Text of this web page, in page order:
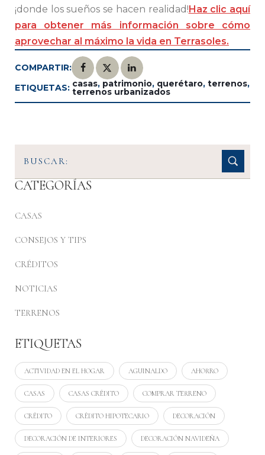
¡donde los sueños se hacen realidad! Haz clic aquí
para obtener más información sobre cómo
aprovechar al máximo la vida en Terrasoles.
COMPARTIR:
ETIQUETAS: casas, patrimonio, querétaro, terrenos,
terrenos urbanizados
CATEGORÍAS
CASAS
CONSEJOS Y TIPS
CRÉDITOS
NOTICIAS
TERRENOS
ETIQUETAS
ACTIVIDAD EN EL HOGAR AGUINALDO AHORRO
CASAS CASAS CRÉDITO COMPRAR TERRENO
CRÉDITO CRÉDITO HIPOTECARIO DECORACIÓN
DECORACIÓN DE INTERIORES DECORACIÓN NAVIDEÑA